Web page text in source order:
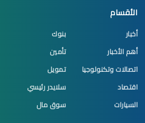
الأقسام
أخبار
أهم الأخبار
اتصالات وتكنولوجيا
اقتصاد
السيارات
بنوك
تأمين
تمويل
سلايدر رئيسي
سوق مال